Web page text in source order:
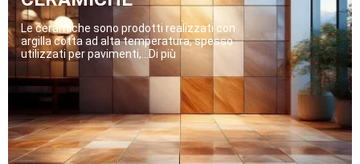
Le ceramiche sono prodotti realizzati con
argilla cotta ad alta temperatura, spesso
utilizzati per pavimenti,...Di più